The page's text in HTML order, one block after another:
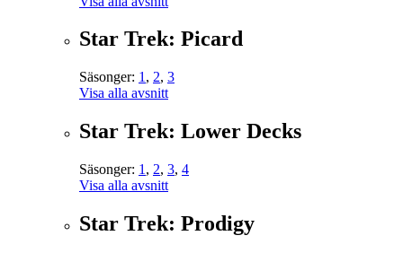
Star Trek: Picard
Säsonger: 1 , 2, 3
Visa alla avsnitt
Star Trek: Lower Decks
Säsonger: 1 , 2, 3, 4
Visa alla avsnitt
Star Trek: Prodigy